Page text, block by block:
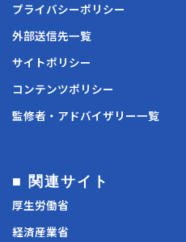
プライバシーポリシー
外部送信先一覧
サイトポリシー
コンテンツポリシー
監修者・アドバイザリー一覧
■ 関連サイト
厚生労働省
経済産業省